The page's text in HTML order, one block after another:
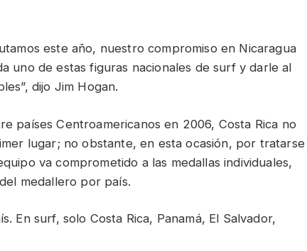
este año, nuestro compromiso en Nicaragua
uno de estas figuras nacionales de surf y darle al
dijo Jim Hogan.
países Centroamericanos en 2006, Costa Rica no
lugar; no obstante, en esta ocasión, por tratarse
va comprometido a las medallas individuales,
medallero por país.
En surf, solo Costa Rica, Panamá, El Salvador,